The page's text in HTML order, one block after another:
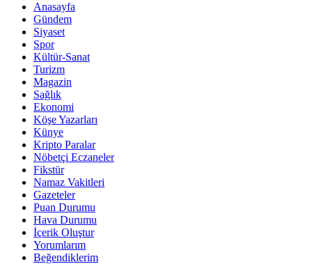
Anasayfa
Gündem
Siyaset
Spor
Kültür-Sanat
Turizm
Magazin
Sağlık
Ekonomi
Köşe Yazarları
Künye
Kripto Paralar
Nöbetçi Eczaneler
Fikstür
Namaz Vakitleri
Gazeteler
Puan Durumu
Hava Durumu
İçerik Oluştur
Yorumlarım
Beğendiklerim